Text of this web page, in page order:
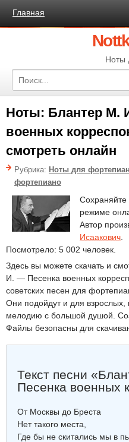
Главная
Ноты
Ноты: Блантер М.
военных
смотреть онлайн
Рубрика: Ноты для
фортепиано
Сохраняйте
режиме
Автор
Исаакович
Посмотрело: 5 002 человек.
Здесь вы можете скачать и
И. — Песенка военных
советских песен для
Они подойдут и для взрослых,
мелодию с большой душой.
Файлы безопасны для
Текст песни
Песенка военных
От Москвы до Бреста
Нет такого места,
Где бы не скитались мы в